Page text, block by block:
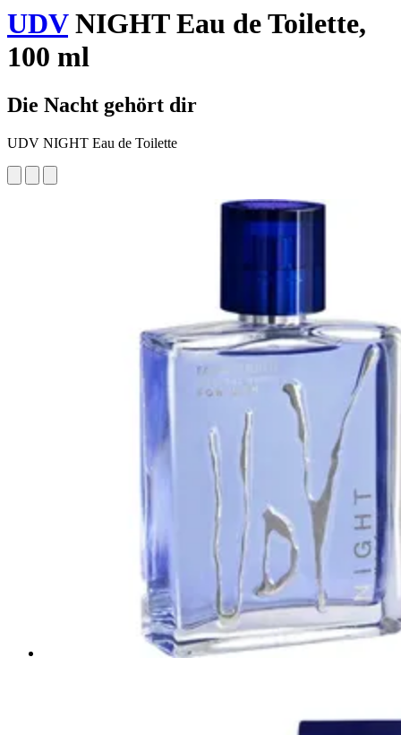
UDVNIGHT Eau de Toilette,
100 ml
Die Nacht gehört dir
UDV NIGHT Eau de Toilette